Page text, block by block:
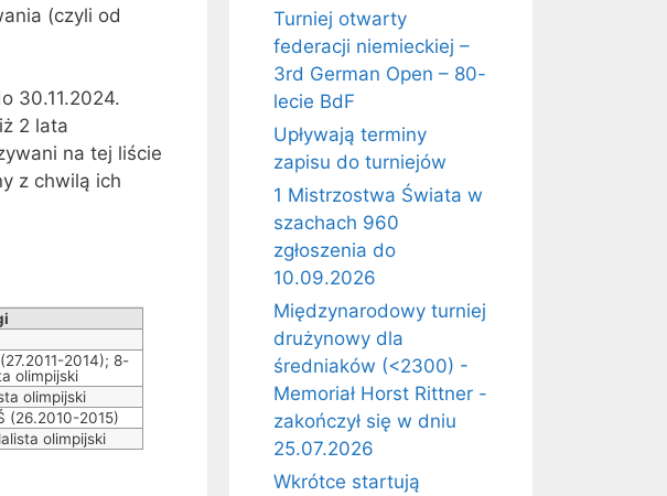
(czyli od
30.11.2024.
2 lata
na tej liście
z chwilą ich
2014); 8-
olimpijski
olimpijski
(26.2010-2015)
olimpijski
Turniej otwarty
federacji niemieckiej –
3rd German Open – 80-
lecie BdF
Upływają terminy
zapisu do turniejów
1 Mistrzostwa Świata w
szachach 960
zgłoszenia do
10.09.2026
Międzynarodowy turniej
drużynowy dla
średniaków (<2300) -
Memoriał Horst Rittner -
zakończył się w dniu
25.07.2026
Wkrótce startują